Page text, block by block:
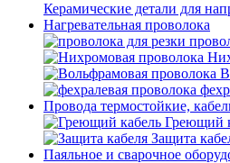
Керамические детали для
Нагревательная проволока
Провода термостойкие,
Греющий
Защита
Паяльное и сварочное